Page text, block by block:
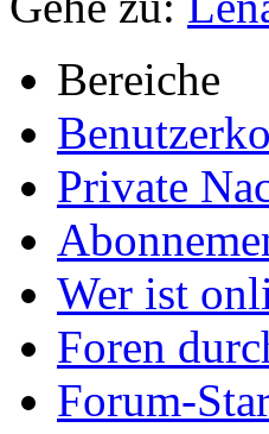
Bereiche
Private
Wer ist
Foren
Forum-